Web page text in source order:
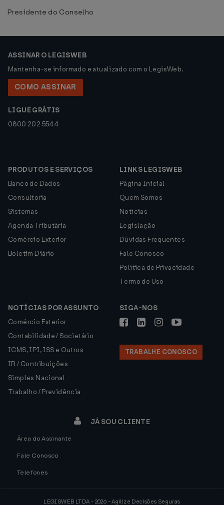
Presidente do Conselho
ASSINAR O LEGISWEB
Mantenha-se informado e atualizado com o LegisWeb.
COMO ASSINAR
LIGUE GRÁTIS
0800 202 5544
PRODUTOS E SERVIÇOS
Banco de Dados
Consultoria
Sistemas
Agenda Tributária
Comércio Exterior
Boletim Diário
LINKS LEGISWEB
Página Inicial
Quem Somos
Notícias
Legislação
Dúvidas Frequentes
Fale Conosco
Política de Privacidade
Termo de Uso
NOTÍCIAS POR ASSUNTO
Comércio Exterior
Contabilidade / Societário
ICMS, IPI, ISS e Outros
IR / Contribuições
Simples Nacional
Trabalho / Previdência
SIGA-NOS
TRABALHE CONOSCO
JÁ SOU CLIENTE
Área do Assinante
Fale Conosco
Telefones
LEGISWEB LTDA - 2026 - Agilize Decisões Seguras